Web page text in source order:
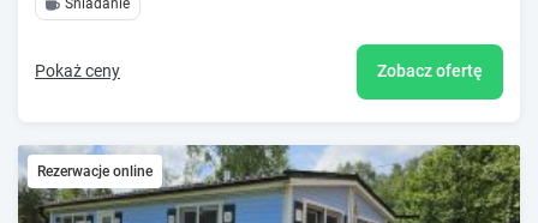
Pokaż ceny Zobacz ofertę
Rezerwacje online